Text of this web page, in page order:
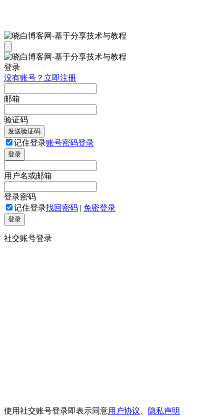
登录
没有账号？立即注册
邮箱
验证码
发送验证码
记住登录账号密码登录
登录
用户名或邮箱
登录密码
记住登录找回密码 | 免密登录
登录
社交账号登录
使用社交账号登录即表示同意用户协议 隐私声明